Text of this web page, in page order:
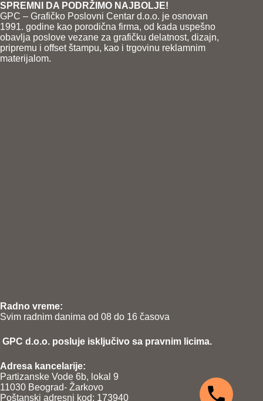
SPREMNI DA PODRŽIMO NAJBOLJE!
GPC – Grafičko Poslovni Centar d.o.o. je osnovan
1991. godine kao porodična firma, od kada uspešno
obavlja poslove vezane za grafičku delatnost, dizajn,
pripremu i offset štampu, kao i trgovinu reklamnim
materijalom.
Radno vreme:
Svim radnim danima od 08 do 16 časova
GPC d.o.o. posluje isključivo sa pravnim licima.
Adresa kancelarije:
Partizanske Vode 6b, lokal 9
11030 Beograd- Žarkovo
Poštanski adresni kod: 173940